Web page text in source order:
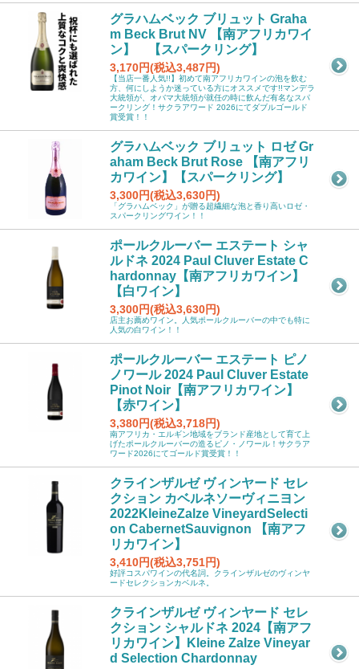
グラハムベック ブリュット Graha
m Beck Brut NV 【南アフリカワイ
ン】 【スパークリング】
3,170円(税込3,487円)
【当店一番人気!!】初めて南アフリカワインの泡を飲む
方、何にしようか迷っている方にオススメです!!マンデラ
大統領が、オバマ大統領が就任の時に飲んだ有名なスパ
ークリング！サクラアワード 2026にてダブルゴールド
賞受賞！！
グラハムベック ブリュット ロゼ Gr
aham Beck Brut Rose 【南アフリ
カワイン】【スパークリング】
3,300円(税込3,630円)
「グラハムベック」が贈る超繊細な泡と香り高いロゼ・
スパークリングワイン！！
ポールクルーバー エステート シャ
ルドネ 2024 Paul Cluver Estate C
hardonnay【南アフリカワイン】
【白ワイン】
3,300円(税込3,630円)
店主お薦めワイン。人気ポールクルーバーの中でも特に
人気の白ワイン！！
ポールクルーバー エステート ピノ
ノワール 2024 Paul Cluver Estate
Pinot Noir【南アフリカワイン】
【赤ワイン】
3,380円(税込3,718円)
南アフリカ・エルギン地域をブランド産地として育て上
げたポールクルーバーの造るピノ・ノワール！サクラア
ワード2026にてゴールド賞受賞！！
クラインザルゼ ヴィンヤード セレ
クション カベルネソーヴィニヨン
2022KleineZalze VineyardSelecti
on CabernetSauvignon 【南アフ
リカワイン】
3,410円(税込3,751円)
好評コスパワインの代名詞。クラインザルゼのヴィンヤ
ードセレクションカベルネ。
クラインザルゼ ヴィンヤード セレ
クション シャルドネ 2024【南アフ
リカワイン】Kleine Zalze Vineyar
d Selection Chardonnay